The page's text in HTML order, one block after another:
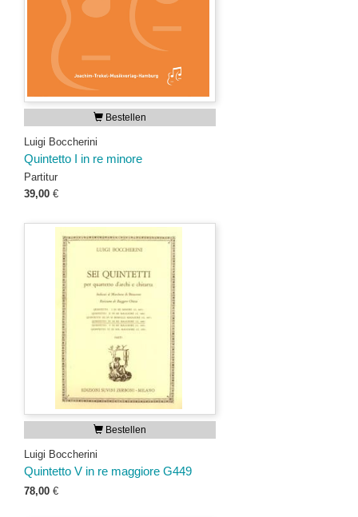
Bestellen
Luigi Boccherini
Quintetto I in re minore
Partitur
39,00 €
Bestellen
Luigi Boccherini
Quintetto V in re maggiore G449
78,00 €